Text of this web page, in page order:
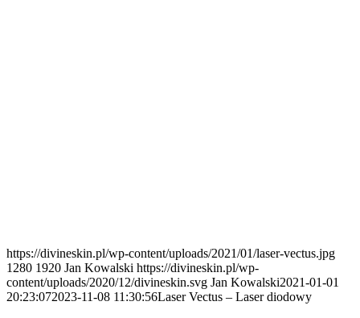
https://divineskin.pl/wp-content/uploads/2021/01/laser-vectus.jpg
1280 1920 Jan Kowalski https://divineskin.pl/wp-
content/uploads/2020/12/divineskin.svg Jan Kowalski2021-01-01
20:23:072023-11-08 11:30:56Laser Vectus – Laser diodowy